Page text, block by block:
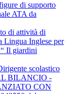
di supporto
ATA da
di attività di
Lingua Inglese per
Il giardini
scolastico
BILANCIO -
CON